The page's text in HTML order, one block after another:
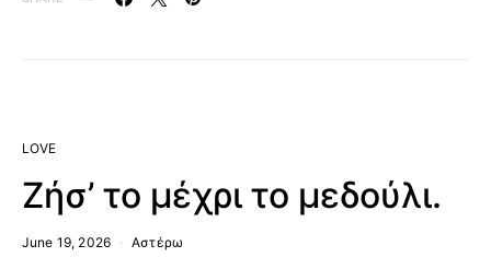
LOVE
Ζήσ’ το μέχρι το μεδούλι.
June 19, 2026 Αστέρω